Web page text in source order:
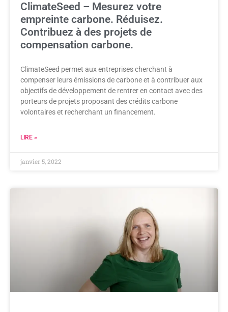
ClimateSeed – Mesurez votre
empreinte carbone. Réduisez.
Contribuez à des projets de
compensation carbone.
ClimateSeed permet aux entreprises cherchant à
compenser leurs émissions de carbone et à contribuer aux
objectifs de développement de rentrer en contact avec des
porteurs de projets proposant des crédits carbone
volontaires et recherchant un financement.
LIRE »
janvier 5, 2022